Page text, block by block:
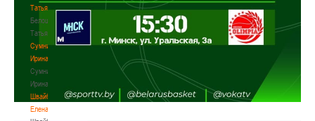
Татьяна
Белошапко
Татьяна
Сумникова
Ирина
Сумникова
Ирина
Швайбович
Елена